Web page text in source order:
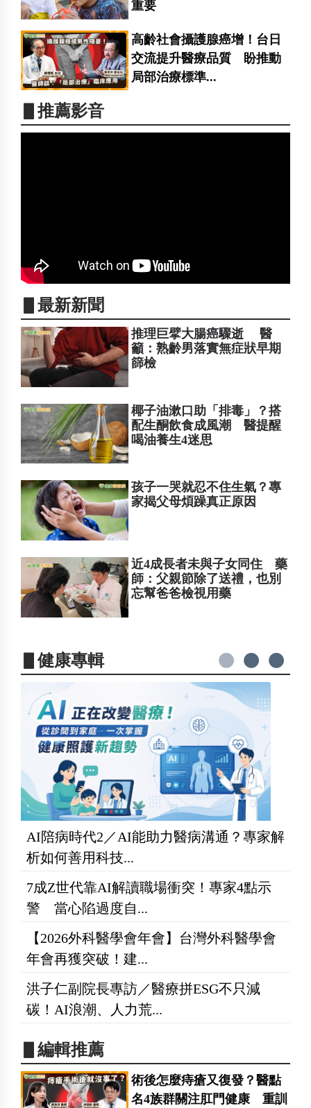
重要
高齡社會攝護腺癌增！台日
交流提升醫療品質 盼推動
局部治療標準...
▋推薦影音
▋最新新聞
推理巨擘大腸癌驟逝 醫
籲：熟齡男落實無症狀早期
篩檢
椰子油漱口助「排毒」？搭
配生酮飲食成風潮 醫提醒
喝油養生4迷思
孩子一哭就忍不住生氣？專
家揭父母煩躁真正原因
近4成長者未與子女同住 藥
師：父親節除了送禮，也別
忘幫爸爸檢視用藥
▋健康專輯
AI陪病時代2／AI能助力醫病溝通？專家解
析如何善用科技...
7成Z世代靠AI解讀職場衝突！專家4點示
警 當心陷過度自...
【2026外科醫學會年會】台灣外科醫學會
年會再獲突破！建...
洪子仁副院長專訪／醫療拼ESG不只減
碳！AI浪潮、人力荒...
▋編輯推薦
術後怎麼痔瘡又復發？醫點
名4族群關注肛門健康 重訓